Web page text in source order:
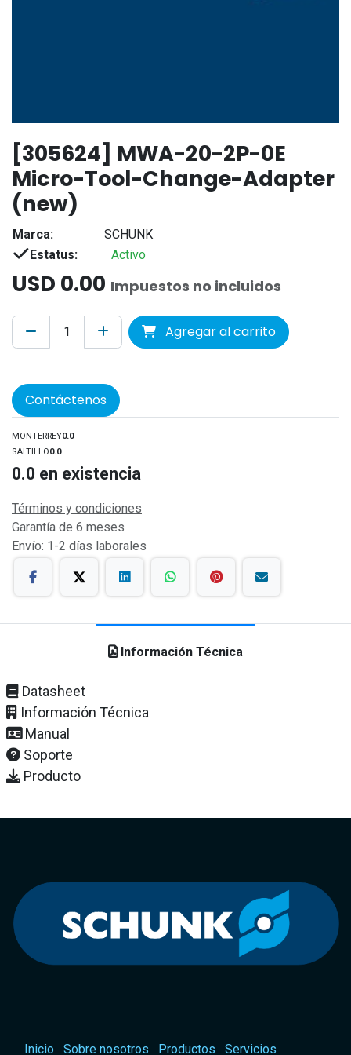
[305624] MWA-20-2P-0E
Micro-Tool-Change-Adapter
(new)
Marca:
SCHUNK
Estatus:
Activo
USD 0.00 Impuestos no incluidos
Agregar al carrito
Contáctenos
MONTERREY0.0
SALTILLO0.0
0.0 en existencia
Términos y condiciones
Garantía de 6 meses
Envío: 1-2 días laborales
Información Técnica
Datasheet
Información Técnica
Manual
Soporte
Producto
Inicio Sobre nosotros Productos Servicios